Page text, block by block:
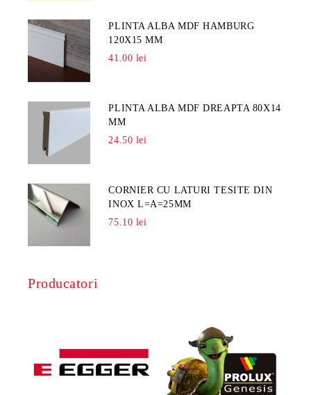
PLINTA ALBA MDF HAMBURG
120X15 MM
41.00 lei
PLINTA ALBA MDF DREAPTA 80X14
MM
24.50 lei
CORNIER CU LATURI TESITE DIN
INOX L=A=25MM
75.10 lei
Producatori